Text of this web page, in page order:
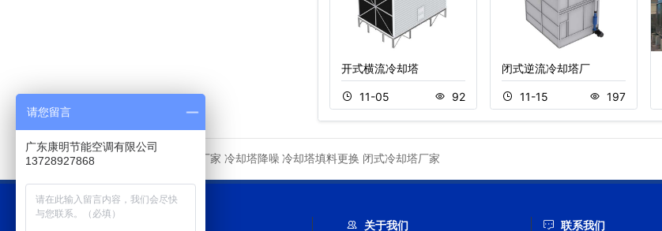
11-18 66 11-05
开式横流冷却塔
11-05 92
闭式逆流冷却塔厂
11-15 197
冷却塔厂家 冷却塔降噪 冷却塔填料更换 闭式冷却塔厂家
关于我们 联系我们
请您留言
广东康明节能空调有限公司
13728927868